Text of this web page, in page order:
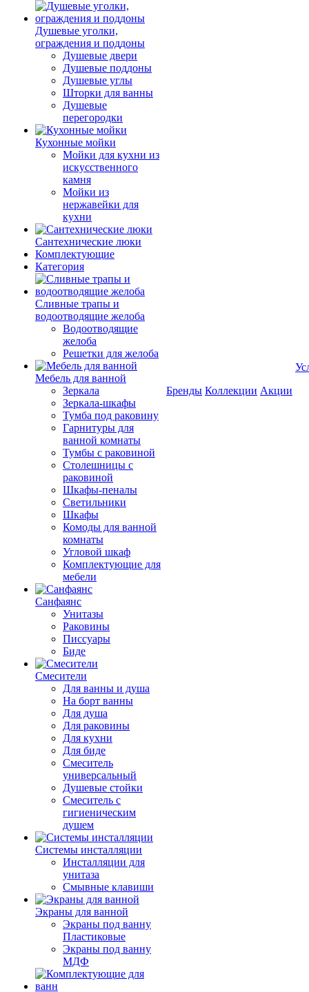
Душевые уголки,
ограждения и поддоны
Душевые двери
Душевые поддоны
Душевые углы
Шторки для ванны
Душевые
перегородки
Кухонные мойки
Мойки для кухни из
искусственного
камня
Мойки из
нержавейки для
кухни
Сантехнические люки
Комплектующие
Категория
Cливные трапы и
водоотводящие желоба
Водоотводящие
желоба
Решетки для желоба
Мебель для ванной
Зеркала
Зеркала-шкафы
Тумба под раковину
Гарнитуры для
ванной комнаты
Тумбы с раковиной
Столешницы с
раковиной
Шкафы-пеналы
Светильники
Шкафы
Комоды для ванной
комнаты
Угловой шкаф
Комплектующие для
мебели
Санфаянс
Унитазы
Раковины
Писсуары
Биде
Смесители
Для ванны и душа
На борт ванны
Для душа
Для раковины
Для кухни
Для биде
Смеситель
универсальный
Душевые стойки
Смеситель с
гигиеническим
душем
Системы инсталляции
Инсталляции для
унитаза
Смывные клавиши
Экраны для ванной
Экраны под ванну
Пластиковые
Экраны под ванну
МДФ
Бренды Коллекции Акции